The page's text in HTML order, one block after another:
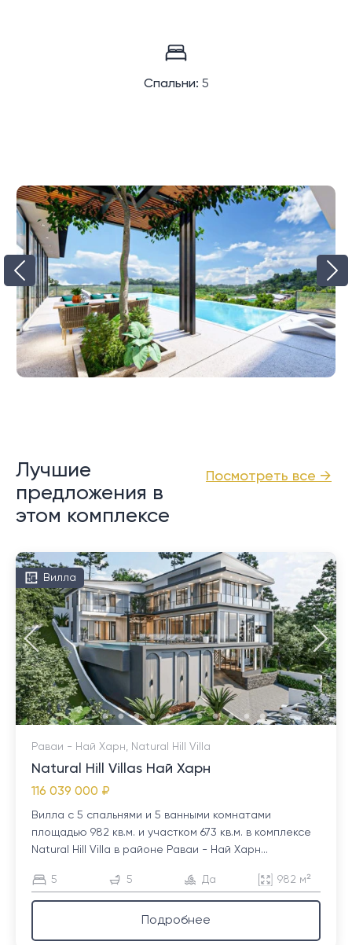
Спальни: 5
Посмотреть все →
Лучшие
предложения в
этом комплексе
Вилла
Раваи - Най Харн, Natural Hill Villa
Natural Hill Villas Най Харн
116 039 000 ₽
Вилла с 5 спальнями и 5 ванными комнатами
площадью 982 кв.м. и участком 673 кв.м. в комплексе
Natural Hill Villa в районе Раваи - Най Харн...
5 5 Да 982 м²
Подробнее